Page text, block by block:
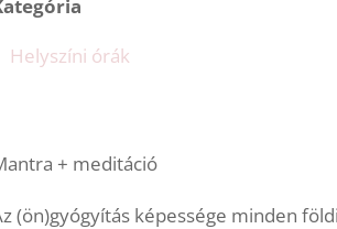
Helyszíni órák
+ meditáció
(ön)gyógyítás képessége minden